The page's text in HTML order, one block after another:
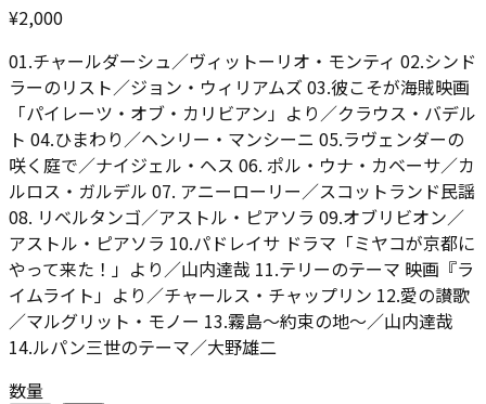
¥2,000
01.チャールダーシュ／ヴィットーリオ・モンティ 02.シンド
ラーのリスト／ジョン・ウィリアムズ 03.彼こそが海賊映画
「パイレーツ・オブ・カリビアン」より／クラウス・バデル
ト 04.ひまわり／ヘンリー・マンシーニ 05.ラヴェンダーの
咲く庭で／ナイジェル・ヘス 06. ポル・ウナ・カベーサ／カ
ルロス・ガルデル 07. アニーローリー／スコットランド民謡
08. リベルタンゴ／アストル・ピアソラ 09.オブリビオン／
アストル・ピアソラ 10.パドレイサ ドラマ「ミヤコが京都に
やって来た！」より／山内達哉 11.テリーのテーマ 映画『ラ
イムライト」より／チャールス・チャップリン 12.愛の讃歌
／マルグリット・モノー 13.霧島～約束の地～／山内達哉
14.ルパン三世のテーマ／大野雄二
数量